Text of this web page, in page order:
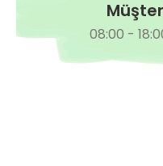
08:00 -